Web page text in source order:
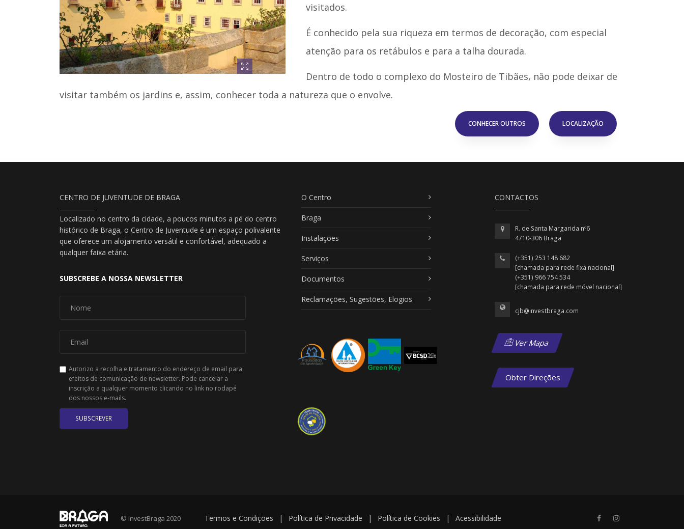
visitados.
É conhecido pela sua riqueza em termos de decoração, com especial
atenção para os retábulos e para a talha dourada.
Dentro de todo o complexo do Mosteiro de Tibães, não pode deixar de
visitar também os jardins e, assim, conhecer toda a natureza que o envolve.
CONHECER OUTROS LOCALIZAÇÃO
CENTRO DE JUVENTUDE DE BRAGA
Localizado no centro da cidade, a poucos minutos a pé do centro
histórico de Braga, o Centro de Juventude é um espaço polivalente
que oferece um alojamento versátil e confortável, adequado a
qualquer faixa etária.
SUBSCREBE A NOSSA NEWSLETTER
Autorizo a recolha e tratamento do endereço de email para
efeitos de comunicação de newsletter. Pode cancelar a
inscrição a qualquer momento clicando no link no rodapé
dos nossos e-mails.
SUBSCREVER
O Centro
Braga
Instalações
Serviços
Documentos
Reclamações, Sugestões, Elogios
CONTACTOS
R. de Santa Margarida nº6
4710-306 Braga
(+351) 253 148 682
[chamada para rede fixa nacional]
(+351) 966 754 534
[chamada para rede móvel nacional]
cjb@investbraga.com
Ver Mapa
Obter Direções
© InvestBraga 2020 Termos e Condições | Política de Privacidade | Política de Cookies | Acessibilidade